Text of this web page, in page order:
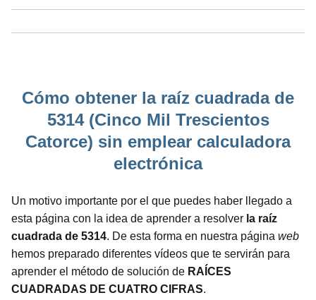
Cómo obtener la raíz cuadrada de
5314 (Cinco Mil Trescientos
Catorce) sin emplear calculadora
electrónica
Un motivo importante por el que puedes haber llegado a
esta página con la idea de aprender a resolver la raíz
cuadrada de 5314. De esta forma en nuestra página web
hemos preparado diferentes vídeos que te servirán para
aprender el método de solución de RAÍCES
CUADRADAS DE CUATRO CIFRAS.